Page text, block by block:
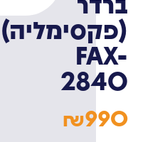
(פקסימליה)
FAX-
2840
₪990